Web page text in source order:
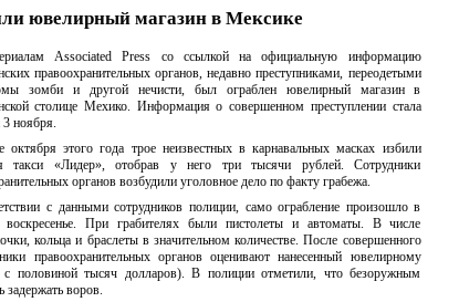
ювелирный магазин в Мексике
Associated Press со ссылкой на официальную информацию
правоохранительных органов, недавно преступниками, переодетыми
зомби и другой нечисти, был ограблен ювелирный магазин в
столице Мехико. Информация о совершенном преступлении стала
3 ноября.
октября этого года трое неизвестных в карнавальных масках избили
такси «Лидер», отобрав у него три тысячи рублей. Сотрудники
органов возбудили уголовное дело по факту грабежа.
с данными сотрудников полиции, само ограбление произошло в
воскресенье. При грабителях были пистолеты и автоматы. В числе
кольца и браслеты в значительном количестве. После совершенного
правоохранительных органов оценивают нанесенный ювелирному
половиной тысяч долларов). В полиции отметили, что безоружным
воров.